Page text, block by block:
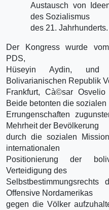
Austausch von
des Sozialismus
des 21. Jahrhunderts.
Der Kongress wurde
PDS,
Hüseyin Aydin, und
Bolivarianischen Republik
Frankfurt, Cà©sar
Beide betonten die sozialen
Errungenschaften
Mehrheit der Bevölkerung
durch die sozialen
internationalen
Positionierung der
Verteidigung des
Offensive Nordamerikas
gegen die Völker